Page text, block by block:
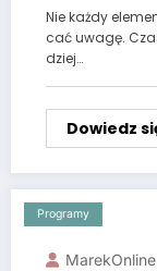
Nie każdy
cać uwagę.
dziej…
Dowiedz
Programy
MarekOnline